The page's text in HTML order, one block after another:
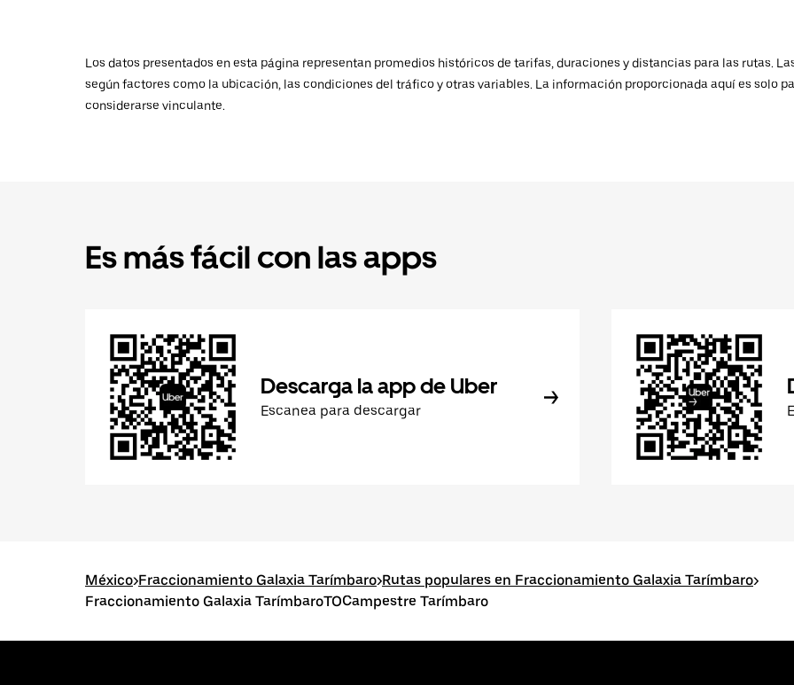
Los datos presentados en esta página representan promedios históricos de tarifas, duraciones y distancias para las rutas.
según factores como la ubicación, las condiciones del tráfico y otras variables. La información proporcionada aquí es solo
considerarse vinculante.
Es más fácil con las apps
Descarga la app de Uber
Escanea para descargar
México>Fraccionamiento Galaxia Tarímbaro>Rutas populares en Fraccionamiento Galaxia Tarímbaro>
Fraccionamiento Galaxia TarímbaroTOCampestre Tarímbaro